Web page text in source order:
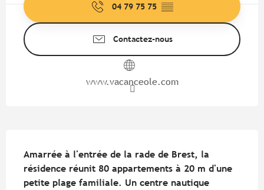
04 79 75 75 ▒▒
Contactez-nous
www.vacanceole.com
Amarrée à l'entrée de la rade de Brest, la
résidence réunit 80 appartements à 20 m d'une
petite plage familiale. Un centre nautique